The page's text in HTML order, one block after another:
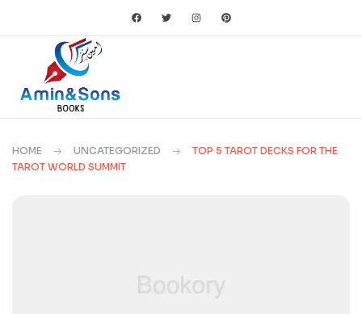
HOME UNCATEGORIZED
TOP 5 TAROT DECKS FOR THE
TAROT WORLD SUMMIT